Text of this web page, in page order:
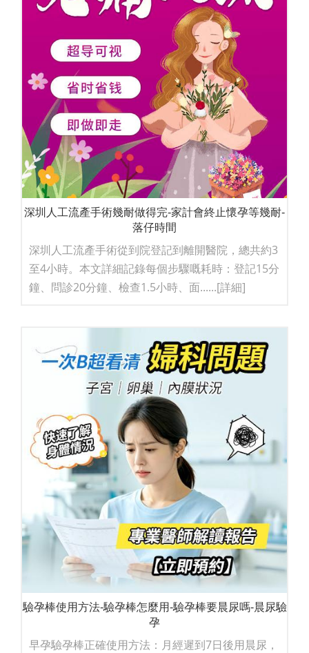
深圳人工流產手術幾耐做得完-家計會終止懷孕等幾耐-
落仔時間
深圳人工流產手術從到院登記到離開醫院，總共約3
至4小時。本文詳細記錄每個步驟嘅耗時：登記15分
鐘、問診20分鐘、檢查1.5小時、面......[詳細]
驗孕棒使用方法-驗孕棒怎麼用-驗孕棒要晨尿嗎-晨尿驗
孕
早孕驗孕棒正確使用方法：月經遲到7日後用晨尿，